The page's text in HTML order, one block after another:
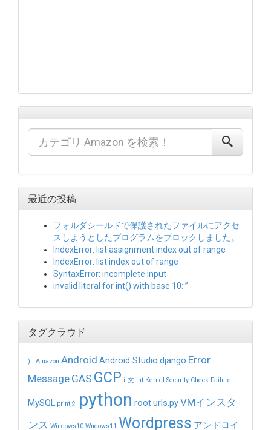
最近の投稿
フォルダシールドで保護されたファイルにアクセ
スしようとしたプログラムをブロックしました。
IndexError: list assignment index out of range
IndexError: list index out of range
SyntaxError: incomplete input
invalid literal for int() with base 10: ”
タグクラウド
) : Amazon Android Android Studio django Error
Message GAS GCP if文 int Kernel Security Check Failure
MySQL print文 python rooturls.pyVMインスタ
ンス Windows10 Wndows11 Wordpress アンドロイ